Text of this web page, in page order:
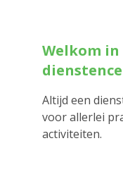
Welkom
Altijd een
voor allerlei
activiteiten.